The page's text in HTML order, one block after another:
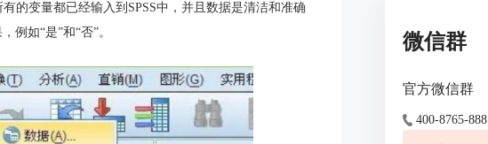
的变量都已经输入到SPSS中，并且数据是清洁和准确
例如“是”和“否”。
微信群
官方微信群
400-8765-888